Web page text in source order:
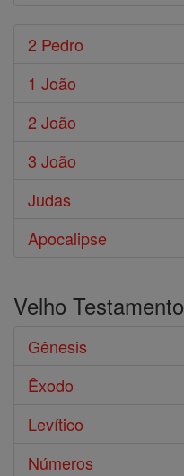
2 Pedro
1 João
2 João
3 João
Judas
Apocalipse
Velho Testamento
Gênesis
Êxodo
Levítico
Números